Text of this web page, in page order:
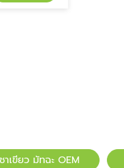
เขียว มัทฉะ OEM